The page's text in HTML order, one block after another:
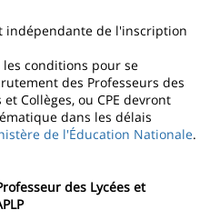
indépendante de l'inscription
conditions pour se
des Professeurs des
Collèges, ou CPE devront
dans les délais
de l'Éducation Nationale.
des Lycées et